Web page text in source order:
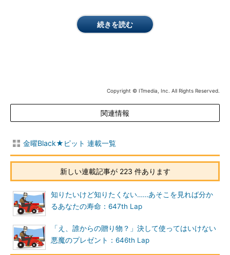
続きを読む
Copyright © ITmedia, Inc. All Rights Reserved.
関連情報
金曜Black★ピット 連載一覧
新しい連載記事が 223 件あります
知りたいけど知りたくない……あそこを見れば分か
るあなたの寿命：647th Lap
「え、誰からの贈り物？」決して使ってはいけない
悪魔のプレゼント：646th Lap